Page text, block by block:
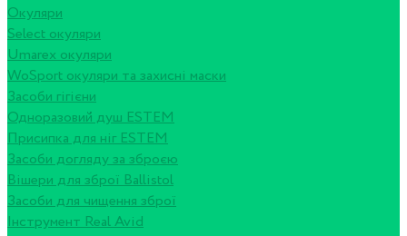
Окуляри
Select окуляри
Umarex окуляри
WoSport окуляри та захисні маски
Засоби гігієни
Одноразовий душ ESTEM
Присипка для ніг ESTEM
Засоби догляду за зброєю
Вішери для зброї Ballistol
Засоби для чищення зброї
Інструмент Real Avid